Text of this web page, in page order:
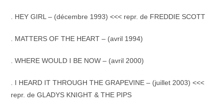
. HEY GIRL – (décembre 1993) <<< repr. de FREDDIE SCOTT
. MATTERS OF THE HEART – (avril 1994)
. WHERE WOULD I BE NOW – (avril 2000)
. I HEARD IT THROUGH THE GRAPEVINE – (juillet 2003) <<<
repr. de GLADYS KNIGHT & THE PIPS